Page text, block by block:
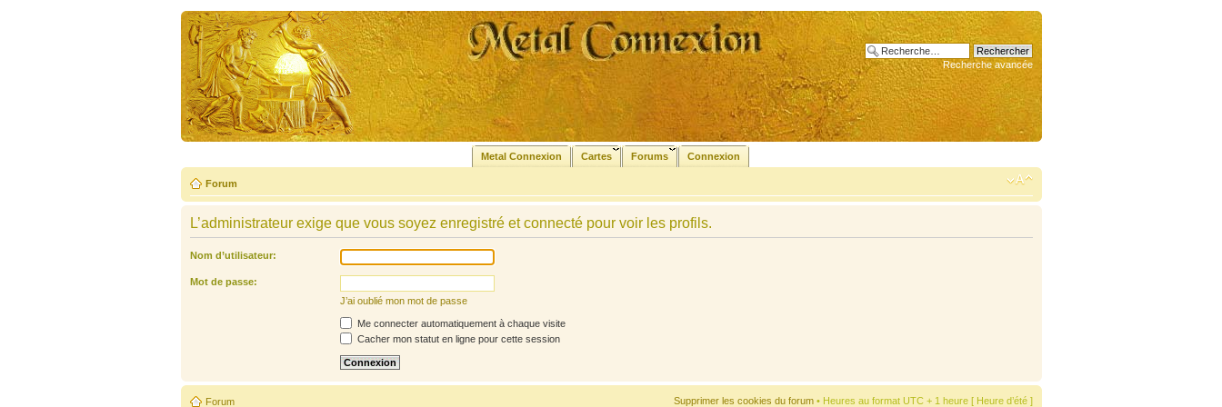
Recherche avancée
Metal Connexion Cartes Forums Connexion
Forum
L’administrateur exige que vous soyez enregistré et connecté pour voir les profils.
Nom d’utilisateur:
Mot de passe:
J’ai oublié mon mot de passe
Me connecter automatiquement à chaque visite
Cacher mon statut en ligne pour cette session
Forum Supprimer les cookies du forum• Heures au format UTC + 1 heure [ Heure d’été ]